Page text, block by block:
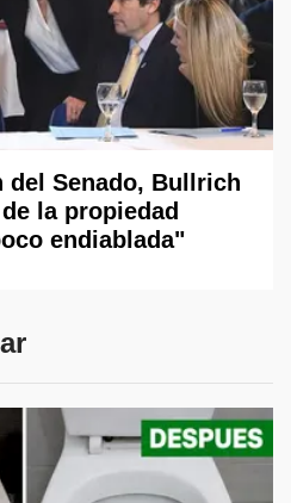
del Senado, Bullrich
la propiedad
endiablada"